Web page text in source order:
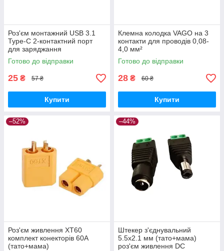
Роз'єм монтажний USB 3.1
Туре-C 2-контактний порт
для заряджання
Готово до відправки
25 ₴ 57 ₴
Купити
Клемна колодка VAGO на 3
контакти для проводів 0,08-
4,0 мм²
Готово до відправки
28 ₴ 60 ₴
Купити
–52%
Роз'єм живлення XT60
комплект конекторів 60А
(тато+мама)
–44%
Штекер з'єднувальний
5.5х2.1 мм (тато+мама)
роз'єм живлення DC